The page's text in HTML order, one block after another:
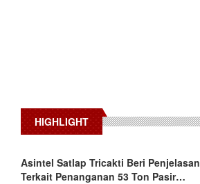
HIGHLIGHT
Asintel Satlap Tricakti Beri Penjelasan
Terkait Penanganan 53 Ton Pasir…